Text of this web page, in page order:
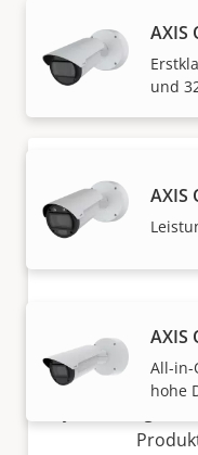
AXIS
und
AXIS
AXIS
All-in-
hohe
Lösungen von Axis
von unseren
und
Möchten Sie
Finden